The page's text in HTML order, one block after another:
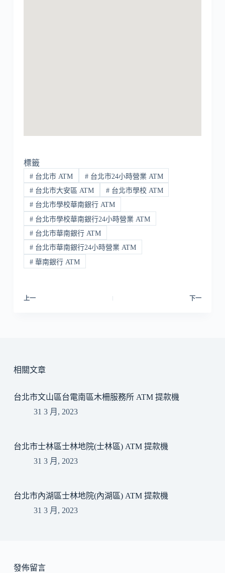
標籤
#台北市 ATM #台北市24小時營業 ATM
#台北市大安區 ATM #台北市學校 ATM
#台北市學校華南銀行 ATM
#台北市學校華南銀行24小時營業 ATM
#台北市華南銀行 ATM
#台北市華南銀行24小時營業 ATM
#華南銀行 ATM
上一 下一
相關文章
台北市文山區台電南區木柵服務所 ATM 提款機
31 3 月, 2023
台北市士林區士林地院(士林區) ATM 提款機
31 3 月, 2023
台北市內湖區士林地院(內湖區) ATM 提款機
31 3 月, 2023
發佈留言